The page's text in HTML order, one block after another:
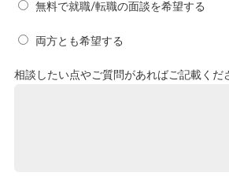
無料で就職/転職の面談を希望する
両方とも希望する
相談したい点やご質問があればご記載くだ